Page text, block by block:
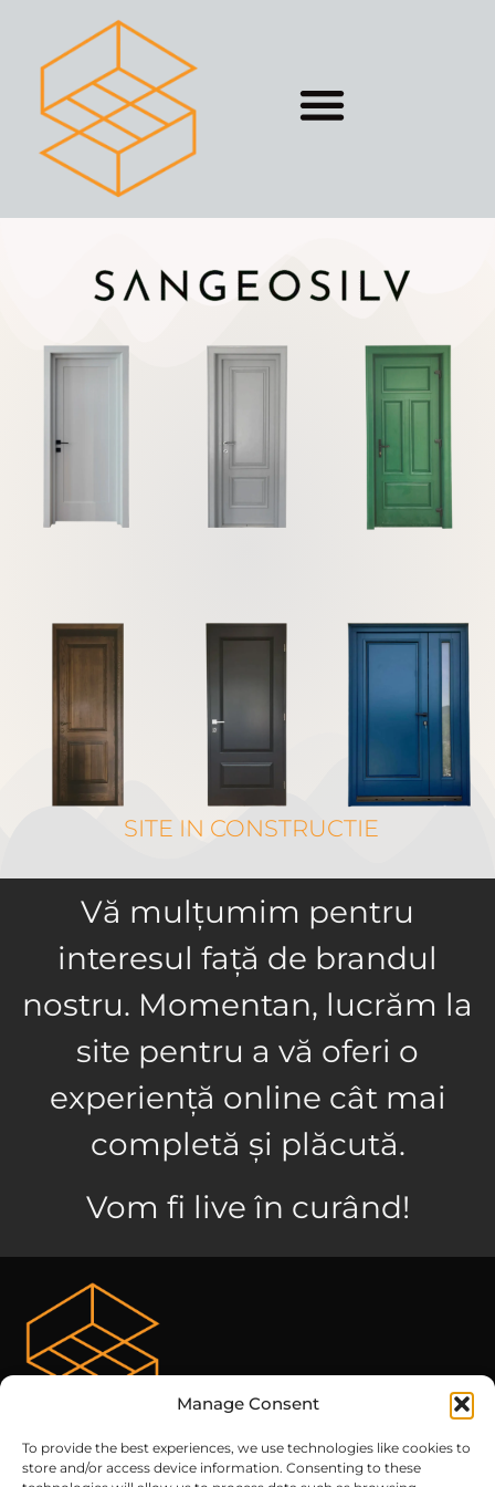
Manage Consent
To provide the best experiences, we use technologies like cookies to
store and/or access device information. Consenting to these
SITE IN CONSTRUCTIE
Vă mulțumim pentru
interesul față de brandul
nostru. Momentan, lucrăm la
site pentru a vă oferi o
experiență online cât mai
completă și plăcută.
Vom fi live în curând!